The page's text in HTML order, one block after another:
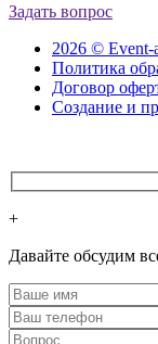
Задать вопрос
2026 ©
Политика
Договор
Создание и
+
Давайте обсудим